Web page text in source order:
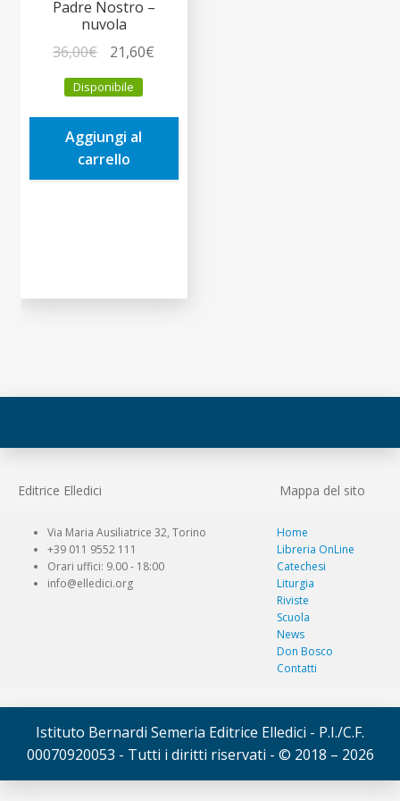
Padre Nostro –
nuvola
36,00€
prezzo
originale
era:
36,00€.
21,60€
è:
Disponibile
Aggiungi al
carrello
Editrice Elledici Mappa del sito
Via Maria Ausiliatrice 32, Torino
+39 011 9552 111
Orari uffici: 9.00 - 18:00
info@elledici.org
Home
Libreria OnLine
Catechesi
Liturgia
Riviste
Scuola
News
Don Bosco
Contatti
Istituto Bernardi Semeria Editrice Elledici - P.I./C.F.
00070920053 - Tutti i diritti riservati - © 2018 – 2026